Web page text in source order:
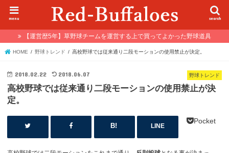
search
menu
【運営歴5年】草野球チームを運営する上で買ってよかった野球道具
HOME 野球トレンド 高校野球では従来通り二段モーションの使用禁止が決定。
野球トレンド
2018.02.22 2018.06.07
高校野球では従来通り二段モーションの使用禁止が決
定。
LINE
Pocket